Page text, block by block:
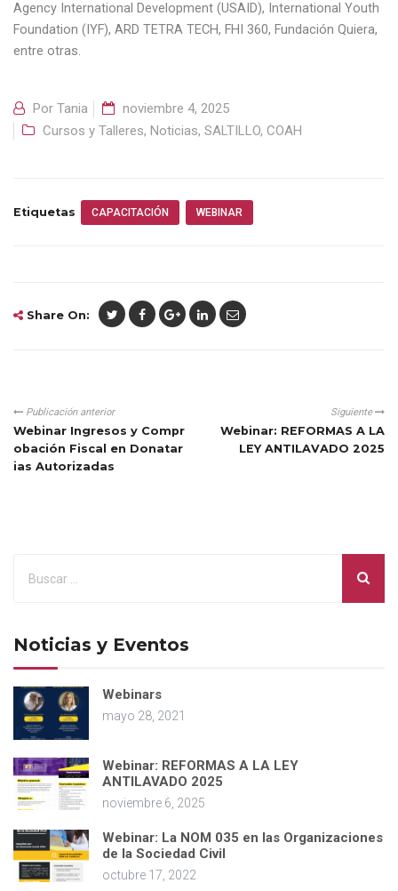
Agency International Development (USAID), International Youth
Foundation (IYF), ARD TETRA TECH, FHI 360, Fundación Quiera,
entre otras.
Por Tania
noviembre 4, 2025
Cursos y Talleres, Noticias, SALTILLO, COAH
Etiquetas CAPACITACIÓN WEBINAR
Share On:
Publicación anterior
Webinar Ingresos y Compr
obación Fiscal en Donatar
ias Autorizadas
Siguiente
Webinar: REFORMAS A LA
LEY ANTILAVADO 2025
Noticias y Eventos
Webinars
mayo 28, 2021
Webinar: REFORMAS A LA LEY
ANTILAVADO 2025
noviembre 6, 2025
Webinar: La NOM 035 en las Organizaciones
de la Sociedad Civil
octubre 17, 2022